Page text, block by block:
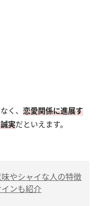
く、 恋愛関係に進展す
実だといえます。
味やシャイな人の特徴
ンも紹介